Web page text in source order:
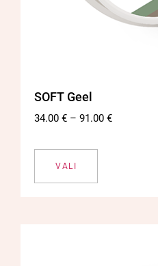
SOFT Geel
34.00 € – 91.00 €
VALI